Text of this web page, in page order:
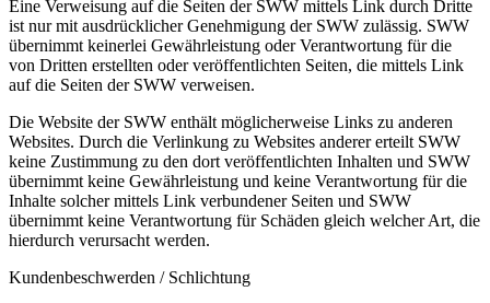
Eine Verweisung auf die Seiten der SWW mittels Link durch Dritte
ist nur mit ausdrücklicher Genehmigung der SWW zulässig. SWW
übernimmt keinerlei Gewährleistung oder Verantwortung für die
von Dritten erstellten oder veröffentlichten Seiten, die mittels Link
auf die Seiten der SWW verweisen.
Die Website der SWW enthält möglicherweise Links zu anderen
Websites. Durch die Verlinkung zu Websites anderer erteilt SWW
keine Zustimmung zu den dort veröffentlichten Inhalten und SWW
übernimmt keine Gewährleistung und keine Verantwortung für die
Inhalte solcher mittels Link verbundener Seiten und SWW
übernimmt keine Verantwortung für Schäden gleich welcher Art, die
hierdurch verursacht werden.
Kundenbeschwerden / Schlichtung